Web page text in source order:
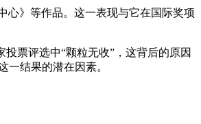
心》等作品。这一表现与它在国际奖项
票评选中“颗粒无收”，这背后的原因
结果的潜在因素。